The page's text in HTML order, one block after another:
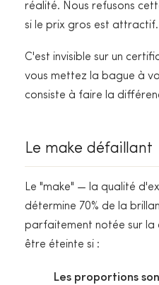
réalité. Nous refusons
si le prix gros est attractif.
C'est invisible sur un
vous mettez la bague à
consiste à faire la
Le make défaillant
Le "make" — la qualité
détermine 70% de la
parfaitement notée sur la
être éteinte si :
Les proportions